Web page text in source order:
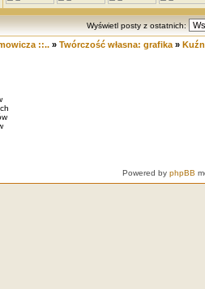
Wyświetl posty z ostatnich:
::..» Twórczość własna: grafika»
Powered by phpBB